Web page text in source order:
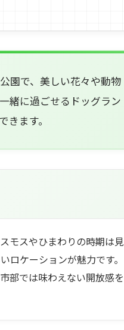
園で、美しい花々や動物
緒に過ごせるドッグラン
ます。
モスやひまわりの時期は見
ロケーションが魅力です。
部では味わえない開放感を